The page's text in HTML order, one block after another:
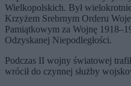
Wielkopolskich. Był
Krzyżem Srebrnym Orderu
Pamiątkowym za Wojnę
Odzyskanej Niepodległości.
Podczas II wojny światowej
wrócił do czynnej służby